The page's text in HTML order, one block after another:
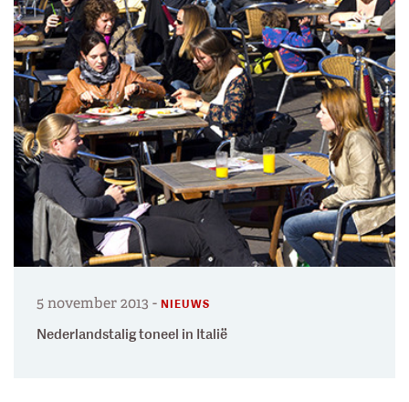
5 november 2013 - NIEUWS
Nederlandstalig toneel in Italië